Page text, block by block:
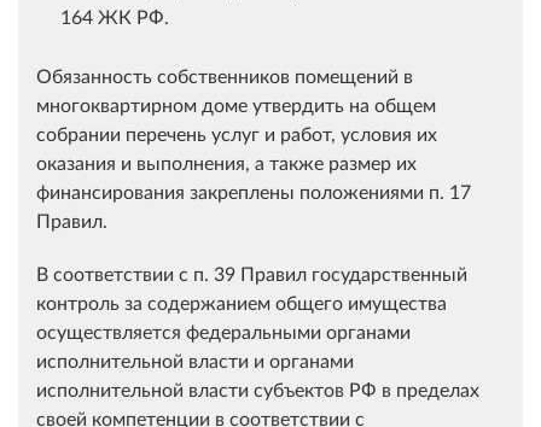
164 ЖК РФ.
Обязанность собственников помещений в
многоквартирном доме утвердить на общем
собрании перечень услуг и работ, условия их
оказания и выполнения, а также размер их
финансирования закреплены положениями п. 17
Правил.
В соответствии с п. 39 Правил государственный
контроль за содержанием общего имущества
осуществляется федеральными органами
исполнительной власти и органами
исполнительной власти субъектов РФ в пределах
своей компетенции в соответствии с